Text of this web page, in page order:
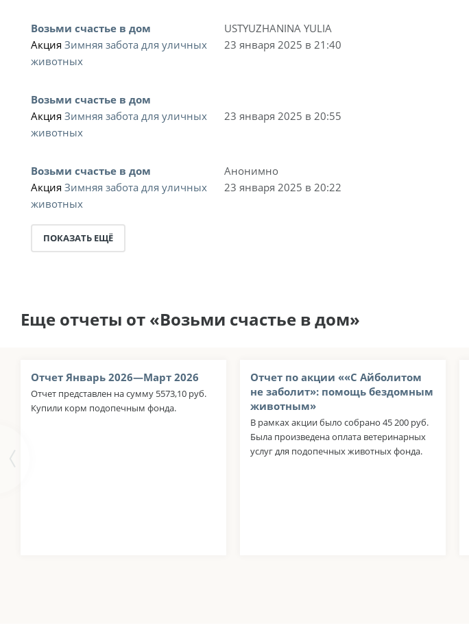
Возьми счастье в дом
Акция Зимняя забота для уличных
животных
USTYUZHANINA YULIA
23 января 2025 в 21:40
Возьми счастье в дом
Акция Зимняя забота для уличных
животных
23 января 2025 в 20:55
Возьми счастье в дом
Акция Зимняя забота для уличных
животных
Анонимно
23 января 2025 в 20:22
ПОКАЗАТЬ ЕЩЁ
Еще отчеты от «Возьми счастье в дом»
Отчет Январь 2026—Март 2026
Отчет представлен на сумму 5573,10 руб.
Купили корм подопечным фонда.
Отчет по акции ««С Айболитом
не заболит»: помощь бездомным
животным»
В рамках акции было собрано 45 200 руб.
Была произведена оплата ветеринарных
услуг для подопечных животных фонда.